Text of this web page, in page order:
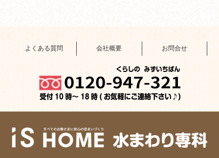
よくある質問 会社概要 お問合せ